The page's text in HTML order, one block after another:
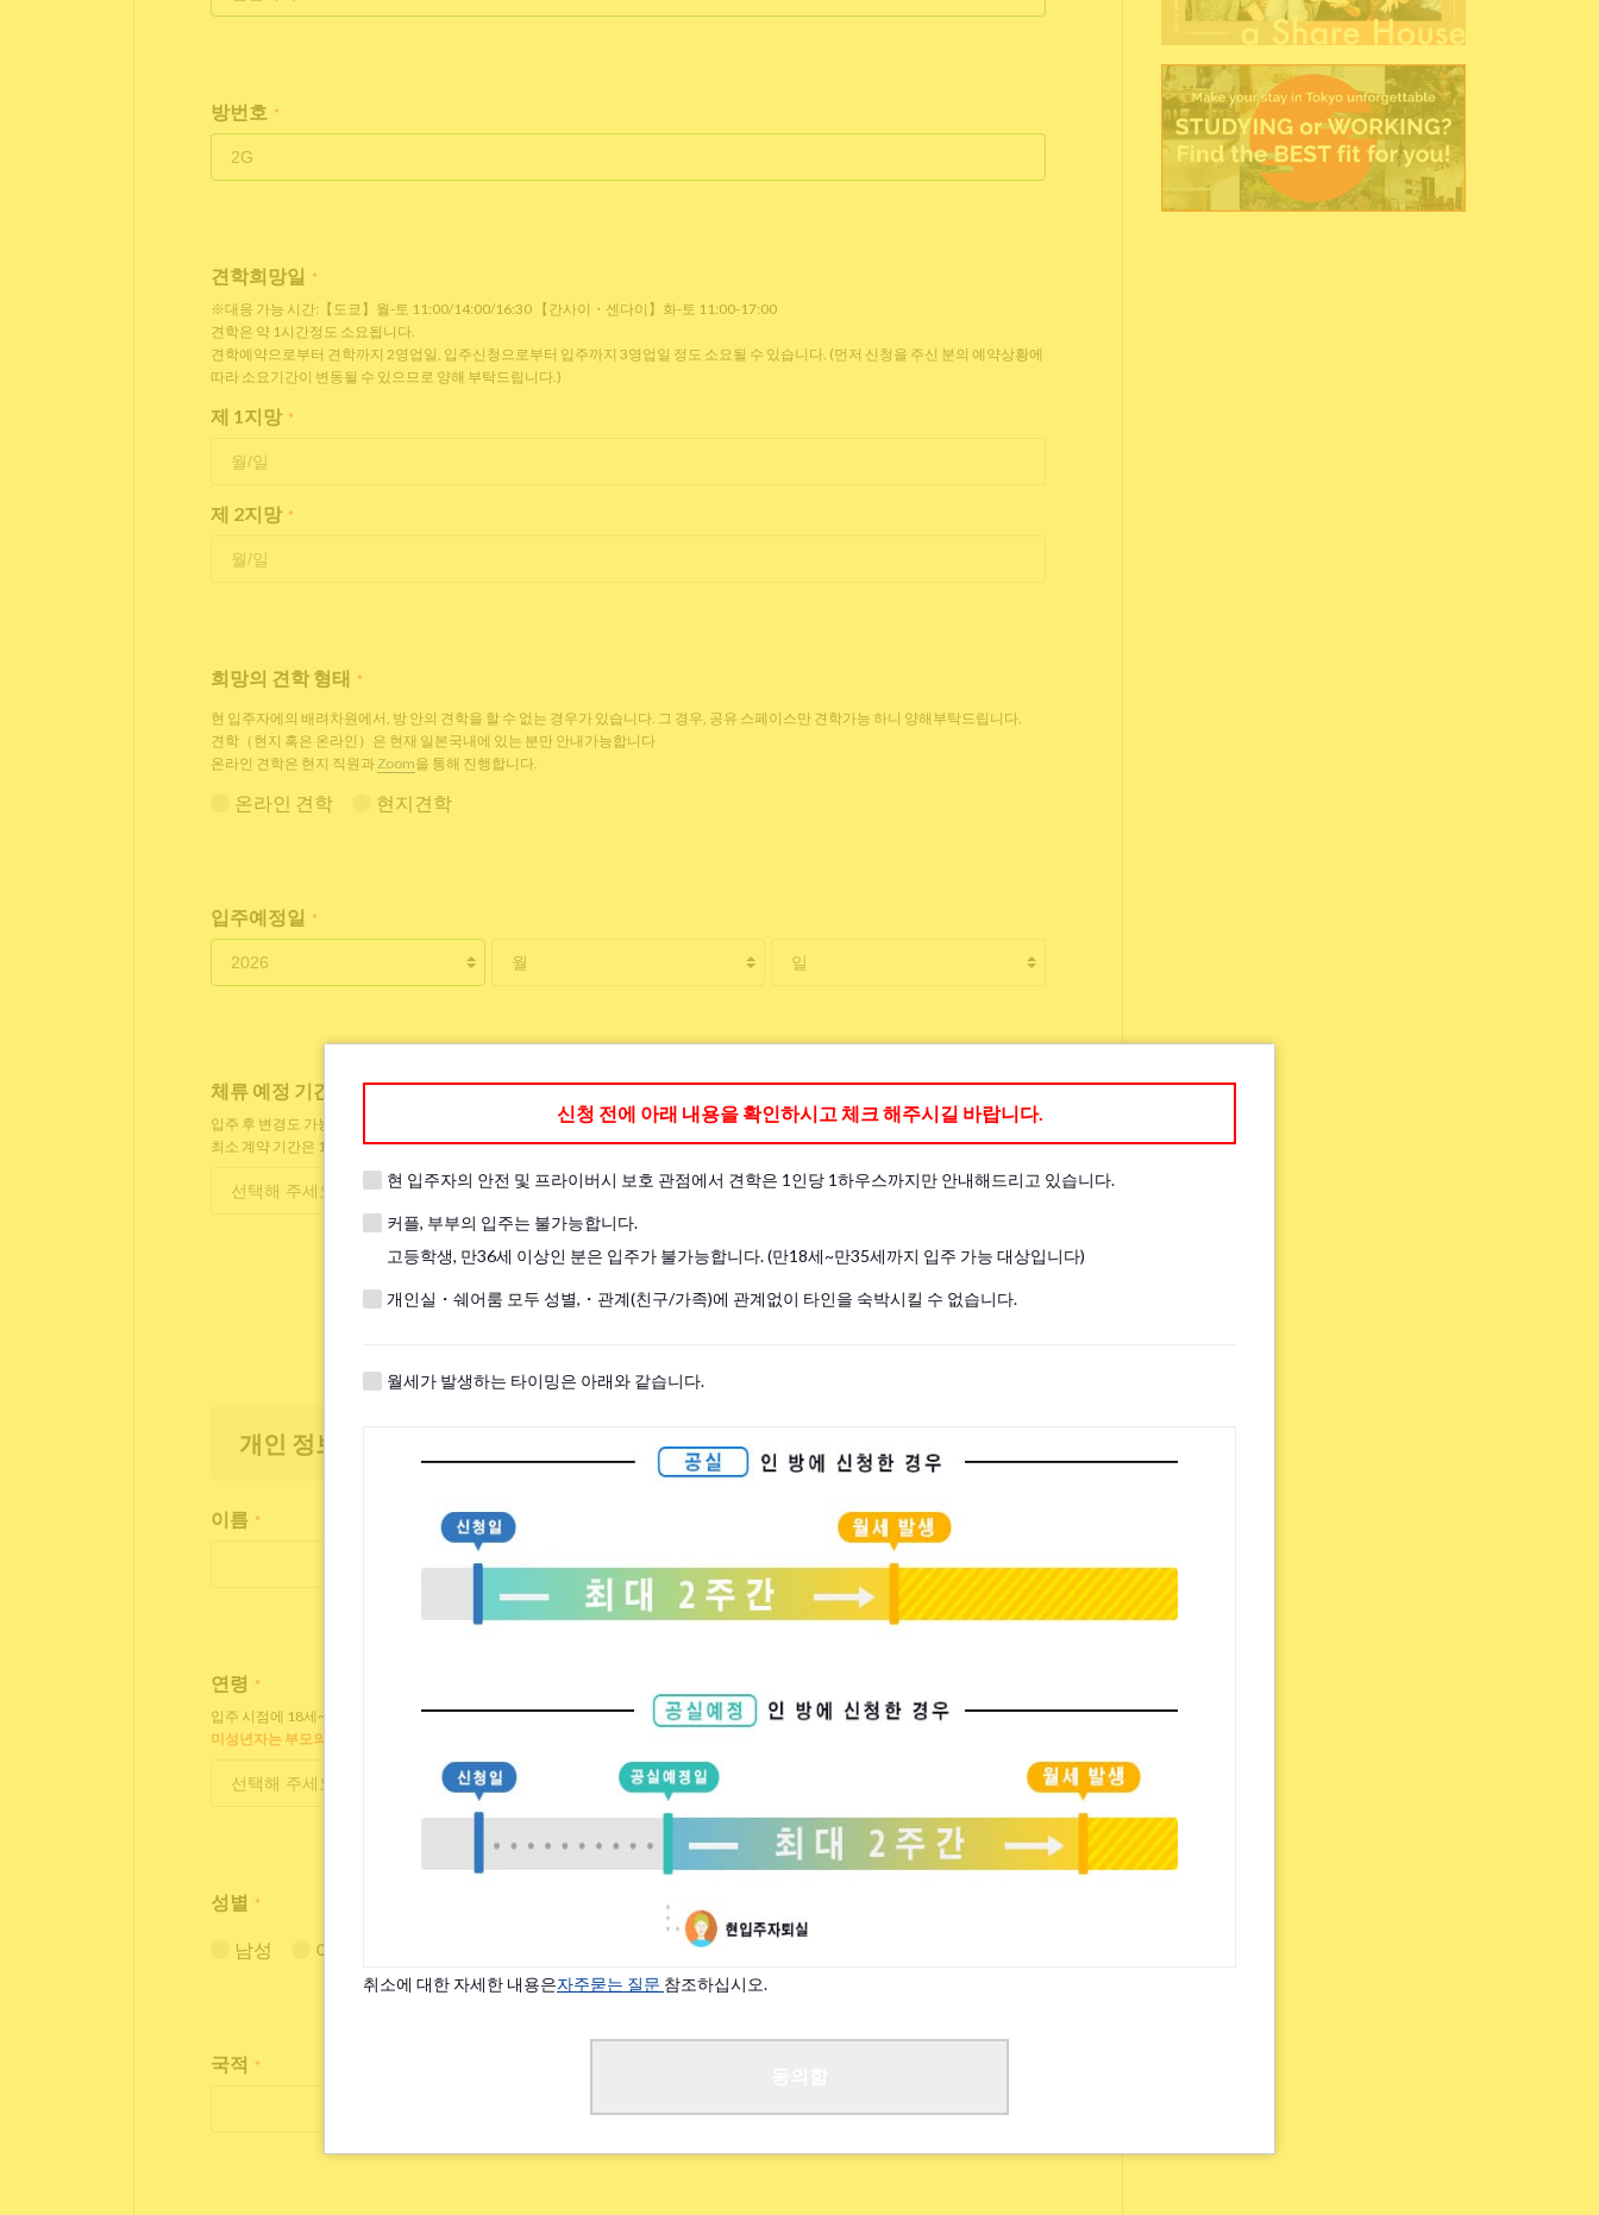
방번호 *
견학희망일 *
※대응 가능 시간:【도쿄】월-토 11:00/14:00/16:30 【간사이・센다이】화-토 11:00-17:00
견학은 약 1시간정도 소요됩니다.
견학예약으로부터 견학까지 2영업일, 입주신청으로부터 입주까지 3영업일 정도 소요될 수 있습니다. (먼저 신청을 주신 분의 예약상황에
따라 소요기간이 변동될 수 있으므로 양해 부탁드립니다.)
제 1지망 *
제 2지망 *
희망의 견학 형태 *
현 입주자에의 배려차원에서, 방 안의 견학을 할 수 없는 경우가 있습니다. 그 경우, 공유 스페이스만 견학가능 하니 양해부탁드립니다.
견학（현지 혹은 온라인）은 현재 일본국내에 있는 분만 안내가능합니다
온라인 견학은 현지 직원과Zoom을 통해 진행합니다.
온라인 견학 현지견학
입주예정일 *
체류 예정 기간
입주 후 변경도 가능합니다.
최소 계약 기간은 1개월입니다.
개인 정보
이름 *
연령 *
입주 시점에 18세~35세인 분만 입주 가능합니다.
미성년자는 부모의 동의가 필요합니다.
성별 *
남성 여성
국적 *
신청 전에 아래 내용을 확인하시고 체크 해주시길 바랍니다.
현 입주자의 안전 및 프라이버시 보호 관점에서 견학은 1인당 1하우스까지만 안내해드리고 있습니다.
커플, 부부의 입주는 불가능합니다.
고등학생, 만36세 이상인 분은 입주가 불가능합니다. (만18세~만35세까지 입주 가능 대상입니다)
개인실・쉐어룸 모두 성별,・관계(친구/가족)에 관계없이 타인을 숙박시킬 수 없습니다.
월세가 발생하는 타이밍은 아래와 같습니다.
취소에 대한 자세한 내용은자주묻는 질문 참조하십시오.